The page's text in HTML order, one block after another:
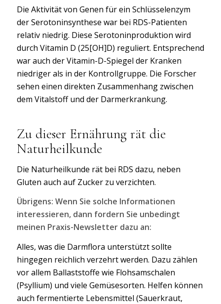
Die Aktivität von Genen für ein Schlüsselenzym
der Serotoninsynthese war bei RDS-Patienten
relativ niedrig. Diese Serotoninproduktion wird
durch Vitamin D (25[OH]D) reguliert. Entsprechend
war auch der Vitamin-D-Spiegel der Kranken
niedriger als in der Kontrollgruppe. Die Forscher
sehen einen direkten Zusammenhang zwischen
dem Vitalstoff und der Darmerkrankung.
Zu dieser Ernährung rät die
Naturheilkunde
Die Naturheilkunde rät bei RDS dazu, neben
Gluten auch auf Zucker zu verzichten.
Übrigens: Wenn Sie solche Informationen
interessieren, dann fordern Sie unbedingt
meinen Praxis-Newsletter dazu an:
Alles, was die Darmflora unterstützt sollte
hingegen reichlich verzehrt werden. Dazu zählen
vor allem Ballaststoffe wie Flohsamschalen
(Psyllium) und viele Gemüsesorten. Helfen können
auch fermentierte Lebensmittel (Sauerkraut,